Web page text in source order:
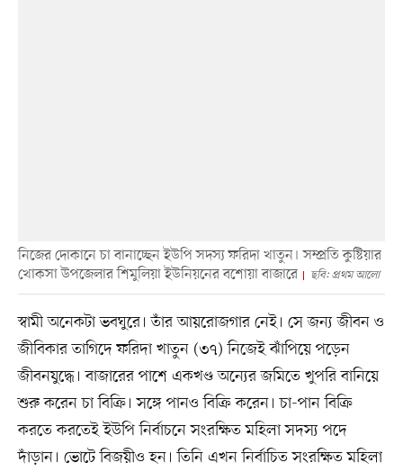
নিজের দোকানে চা বানাচ্ছেন ইউপি সদস্য ফরিদা খাতুন। সম্প্রতি কুষ্টিয়ার
খোকসা উপজেলার শিমুলিয়া ইউনিয়নের বশোয়া বাজারে
ছবি: প্রথম আলো
স্বামী অনেকটা ভবঘুরে। তাঁর আয়রোজগার নেই। সে জন্য জীবন ও
জীবিকার তাগিদে ফরিদা খাতুন (৩৭) নিজেই ঝাঁপিয়ে পড়েন
জীবনযুদ্ধে। বাজারের পাশে একখণ্ড অন্যের জমিতে খুপরি বানিয়ে
শুরু করেন চা বিক্রি। সঙ্গে পানও বিক্রি করেন। চা-পান বিক্রি
করতে করতেই ইউপি নির্বাচনে সংরক্ষিত মহিলা সদস্য পদে
দাঁড়ান। ভোটে বিজয়ীও হন। তিনি এখন নির্বাচিত সংরক্ষিত মহিলা